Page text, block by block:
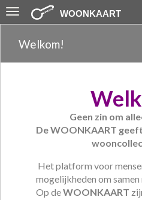
Toggle
navigation
WOONKAART
Welkom!
Geen zin om
De WOONKAART
Het platform voor
mogelijkheden om
Op deWOONKAART